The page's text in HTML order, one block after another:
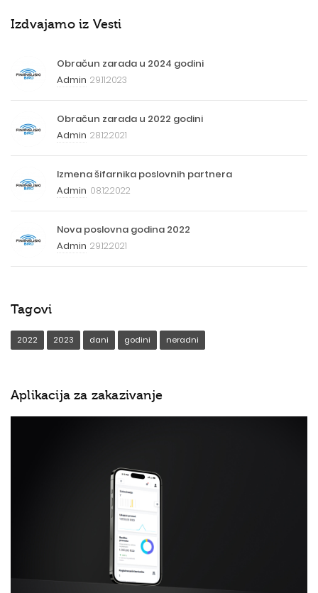
Izdvajamo iz Vesti
Obračun zarada u 2024 godini
Admin 29.11.2023
Obračun zarada u 2022 godini
Admin 28.12.2021
Izmena šifarnika poslovnih partnera
Admin 08.12.2022
Nova poslovna godina 2022
Admin 29.12.2021
Tagovi
2022 2023 dani godini neradni
Aplikacija za zakazivanje